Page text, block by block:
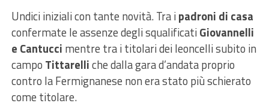
Undici iniziali con tante novità. Tra ipadroni di casa
confermate le assenze degli squalificatiGiovannelli
e Cantucci mentre tra i titolari dei leoncelli subito in
campo Tittarelliche dalla gara d’andata proprio
contro la Fermignanese non era stato più schierato
come titolare.